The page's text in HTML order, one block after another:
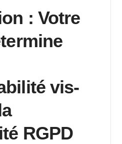
: Votre
vis-
RGPD